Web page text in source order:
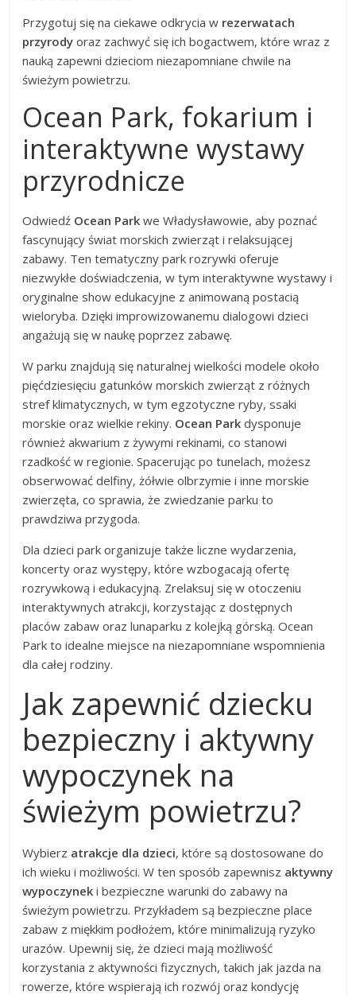
Przygotuj się na ciekawe odkrycia w rezerwatach
przyrody oraz zachwyć się ich bogactwem, które wraz z
nauką zapewni dzieciom niezapomniane chwile na
świeżym powietrzu.
Ocean Park, fokarium i
interaktywne wystawy
przyrodnicze
Odwiedź Ocean Park we Władysławowie, aby poznać
fascynujący świat morskich zwierząt i relaksującej
zabawy. Ten tematyczny park rozrywki oferuje
niezwykłe doświadczenia, w tym interaktywne wystawy i
oryginalne show edukacyjne z animowaną postacią
wieloryba. Dzięki improwizowanemu dialogowi dzieci
angażują się w naukę poprzez zabawę.
W parku znajdują się naturalnej wielkości modele około
pięćdziesięciu gatunków morskich zwierząt z różnych
stref klimatycznych, w tym egzotyczne ryby, ssaki
morskie oraz wielkie rekiny. Ocean Park dysponuje
również akwarium z żywymi rekinami, co stanowi
rzadkość w regionie. Spacerując po tunelach, możesz
obserwować delfiny, żółwie olbrzymie i inne morskie
zwierzęta, co sprawia, że zwiedzanie parku to
prawdziwa przygoda.
Dla dzieci park organizuje także liczne wydarzenia,
koncerty oraz występy, które wzbogacają ofertę
rozrywkową i edukacyjną. Zrelaksuj się w otoczeniu
interaktywnych atrakcji, korzystając z dostępnych
placów zabaw oraz lunaparku z kolejką górską. Ocean
Park to idealne miejsce na niezapomniane wspomnienia
dla całej rodziny.
Jak zapewnić dziecku
bezpieczny i aktywny
wypoczynek na
świeżym powietrzu?
Wybierz atrakcje dla dzieci, które są dostosowane do
ich wieku i możliwości. W ten sposób zapewnisz aktywny
wypoczynek i bezpieczne warunki do zabawy na
świeżym powietrzu. Przykładem są bezpieczne place
zabaw z miękkim podłożem, które minimalizują ryzyko
urazów. Upewnij się, że dzieci mają możliwość
korzystania z aktywności fizycznych, takich jak jazda na
rowerze, które wspierają ich rozwój oraz kondycję